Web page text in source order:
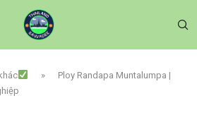
»
Ploy Randapa Muntalumpa |